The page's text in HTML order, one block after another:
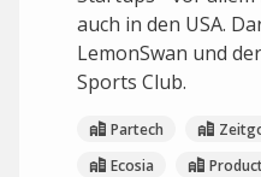
auch in den USA.
LemonSwan und
Sports Club.
Partech
Ecosia